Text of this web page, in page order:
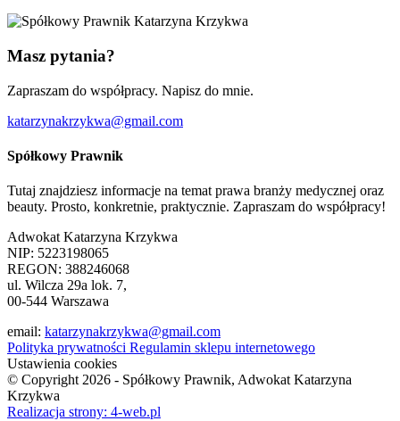
Masz pytania?
Zapraszam do współpracy. Napisz do mnie.
katarzynakrzykwa@gmail.com
Spółkowy Prawnik
Tutaj znajdziesz informacje na temat prawa branży medycznej oraz
beauty. Prosto, konkretnie, praktycznie. Zapraszam do współpracy!
Adwokat Katarzyna Krzykwa
NIP: 5223198065
REGON: 388246068
ul. Wilcza 29a lok. 7,
00-544 Warszawa
email: katarzynakrzykwa@gmail.com
Polityka prywatności Regulamin sklepu internetowego
Ustawienia cookies
© Copyright 2026 - Spółkowy Prawnik, Adwokat Katarzyna
Krzykwa
Realizacja strony: 4-web.pl